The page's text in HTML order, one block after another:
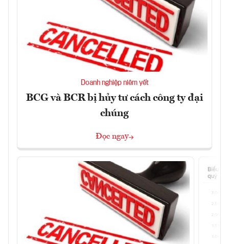
Doanh nghiệp niêm yết
BCG và BCR bị hủy tư cách công ty đại
chúng
Đọc ngay